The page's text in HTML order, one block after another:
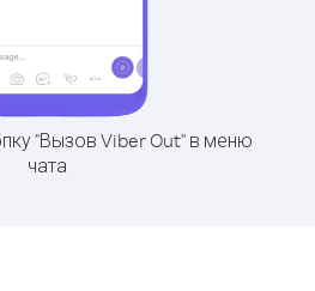
"Вызов Viber Out" в меню
чата